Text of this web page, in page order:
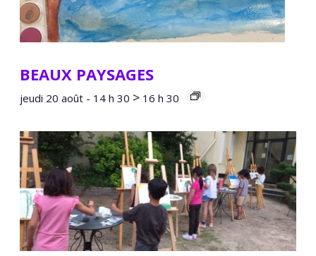
BEAUX PAYSAGES
jeudi 20 août - 14 h 30 > 16 h 30